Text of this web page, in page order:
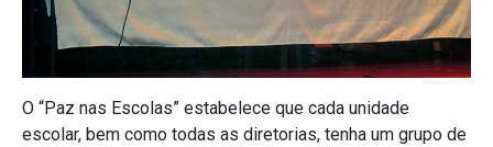
O “Paz nas Escolas” estabelece que cada unidade
escolar, bem como todas as diretorias, tenha um grupo de